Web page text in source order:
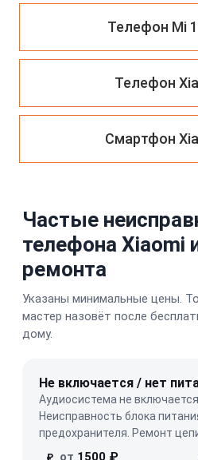
Телефон Mi
Телефон
Смартфон
Частые
телефона Xiaomi
ремонта
Указаны минимальные цены.
мастер назовёт после
дому.
Не включается / нет
Аудиосистема не
Неисправность блока
предохранителя. Ремонт
₽ от 1500 ₽